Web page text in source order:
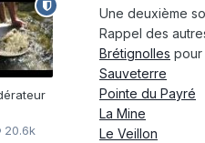
20.6k
Une deuxième
Rappel des
Brétignolles pour
Sauveterre
Pointe du Payré
La Mine
Le Veillon